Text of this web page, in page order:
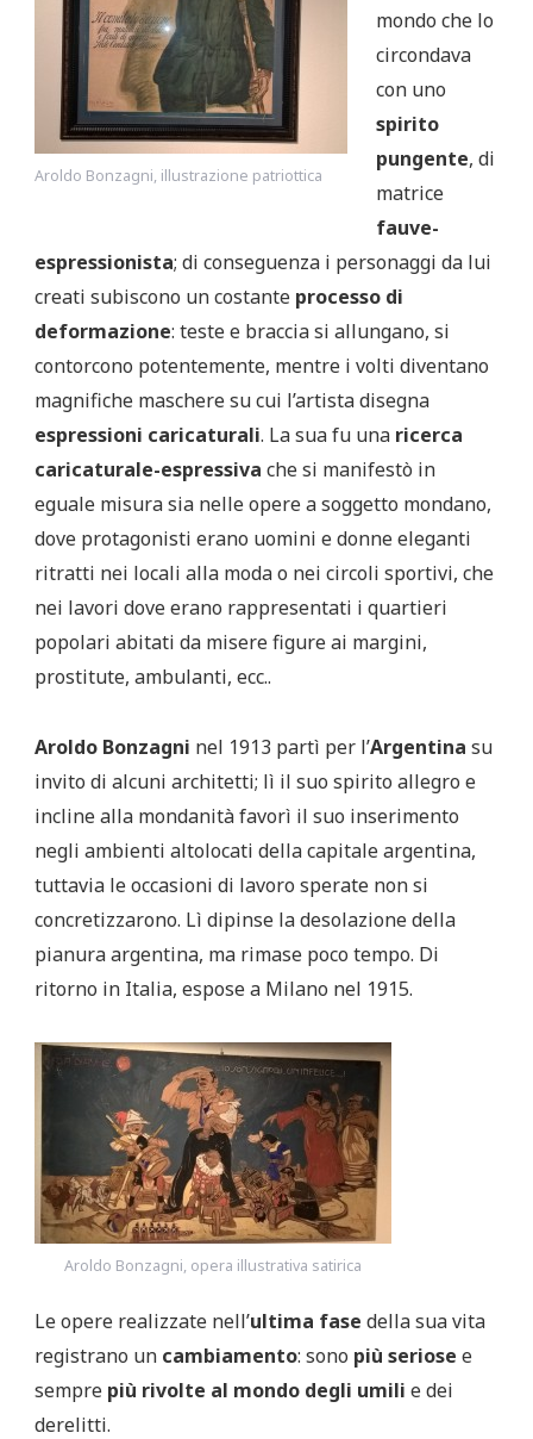
Aroldo Bonzagni, illustrazione patriottica
mondo che lo
circondava
con uno
spirito
pungente, di
matrice
fauve-
espressionista; di conseguenza i personaggi da lui
creati subiscono un costante processo di
deformazione: teste e braccia si allungano, si
contorcono potentemente, mentre i volti diventano
magnifiche maschere su cui l’artista disegna
espressioni caricaturali. La sua fu una ricerca
caricaturale-espressiva che si manifestò in
eguale misura sia nelle opere a soggetto mondano,
dove protagonisti erano uomini e donne eleganti
ritratti nei locali alla moda o nei circoli sportivi, che
nei lavori dove erano rappresentati i quartieri
popolari abitati da misere figure ai margini,
prostitute, ambulanti, ecc..
Aroldo Bonzagni nel 1913 partì per l’Argentina su
invito di alcuni architetti; lì il suo spirito allegro e
incline alla mondanità favorì il suo inserimento
negli ambienti altolocati della capitale argentina,
tuttavia le occasioni di lavoro sperate non si
concretizzarono. Lì dipinse la desolazione della
pianura argentina, ma rimase poco tempo. Di
ritorno in Italia, espose a Milano nel 1915.
Aroldo Bonzagni, opera illustrativa satirica
Le opere realizzate nell’ultima fase della sua vita
registrano un cambiamento: sono più seriose e
sempre più rivolte al mondo degli umili e dei
derelitti.